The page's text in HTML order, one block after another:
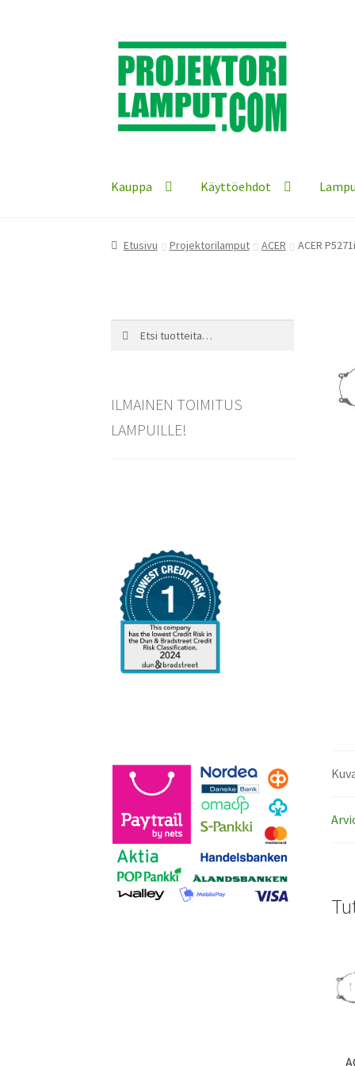
Siirry
navigointiin
Siirry
sisältöön
Kauppa Käyttöehdot
Etusivu Projektorilamput ACER ACER
ILMAINEN TOIMITUS
LAMPUILLE!